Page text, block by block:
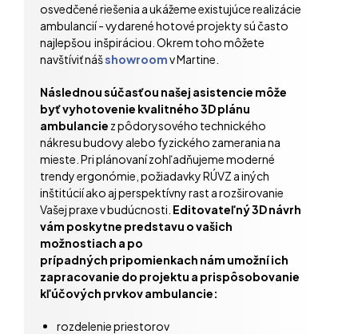
osvedčené riešenia a ukážeme existujúce realizácie
ambulancií - vydarené hotové projekty sú často
najlepšou inšpiráciou. Okrem toho môžete
navštíviť nášshowroomv Martine.
Následnou súčasťou našej asistencie môže
byť vyhotovenie kvalitného 3D plánu
ambulancie z pôdorysového technického
nákresu budovy alebo fyzického zamerania na
mieste. Pri plánovaní zohľadňujeme moderné
trendy ergonómie, požiadavky RÚVZ a iných
inštitúcií ako aj perspektívny rast a rozširovanie
Vašej praxe v budúcnosti. Editovateľný 3D návrh
vám poskytne predstavu o vašich
možnostiach a po
prípadných pripomienkach nám umožní ich
zapracovanie do projektu a prispôsobovanie
kľúčových prvkov ambulancie:
rozdelenie priestorov